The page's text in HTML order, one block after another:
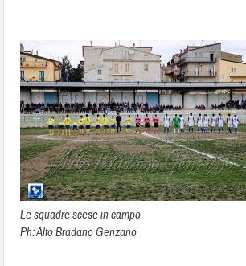
Le squadre scese in campo
Ph: Alto Bradano Genzano